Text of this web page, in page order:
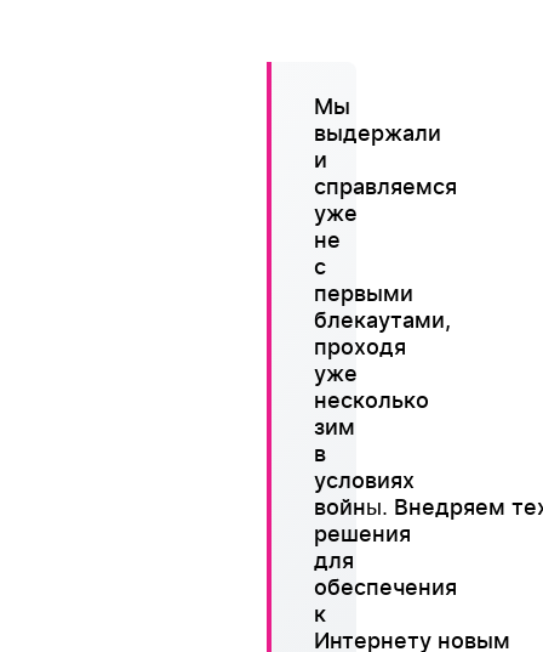
Мы
выдержали
и
справляемся
уже
не
с
первыми
блекаутами,
проходя
уже
несколько
зим
в
условиях
войны. Внедряем
решения
для
обеспечения
к
Интернету новым